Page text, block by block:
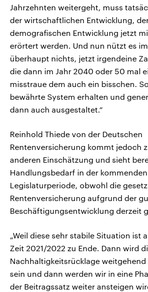
Jahrzehnten weitergeht, muss
der wirtschaftlichen Entwicklung,
demografischen Entwicklung jetzt
erörtert werden. Und nun nützt es
überhaupt nichts, jetzt irgendeine
die dann im Jahr 2040 oder 50 mal
misstraue dem auch ein bisschen.
bewährte System erhalten und
dann auch ausgestaltet.“
Reinhold Thiede von der Deutschen
Rentenversicherung kommt jedoch
anderen Einschätzung und sieht
Handlungsbedarf in der kommenden
Legislaturperiode, obwohl die
Rentenversicherung aufgrund der
Beschäftigungsentwicklung derzeit
„Weil diese sehr stabile Situation ist
Zeit 2021/2022 zu Ende. Dann wird
Nachhaltigkeitsrücklage
sein und dann werden wir in eine
der Beitragssatz weiter ansteigen